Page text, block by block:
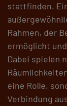
stattfinden.
Rahmen, der
ermöglicht
Dabei spielen
eine Rolle,
Verbindung